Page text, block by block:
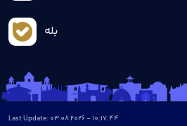
بله
Last Update: 03 08 2026 - 10:17:44